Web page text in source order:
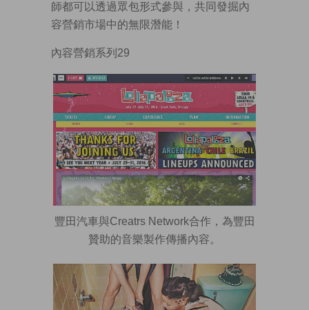
師都可以透過眾包形式參與，共同發掘內
容營銷市場中的無限潛能！
內容營銷系列29
豐田汽車與Creatrs Network合作，為豐田
贊助的音樂製作傳播內容。